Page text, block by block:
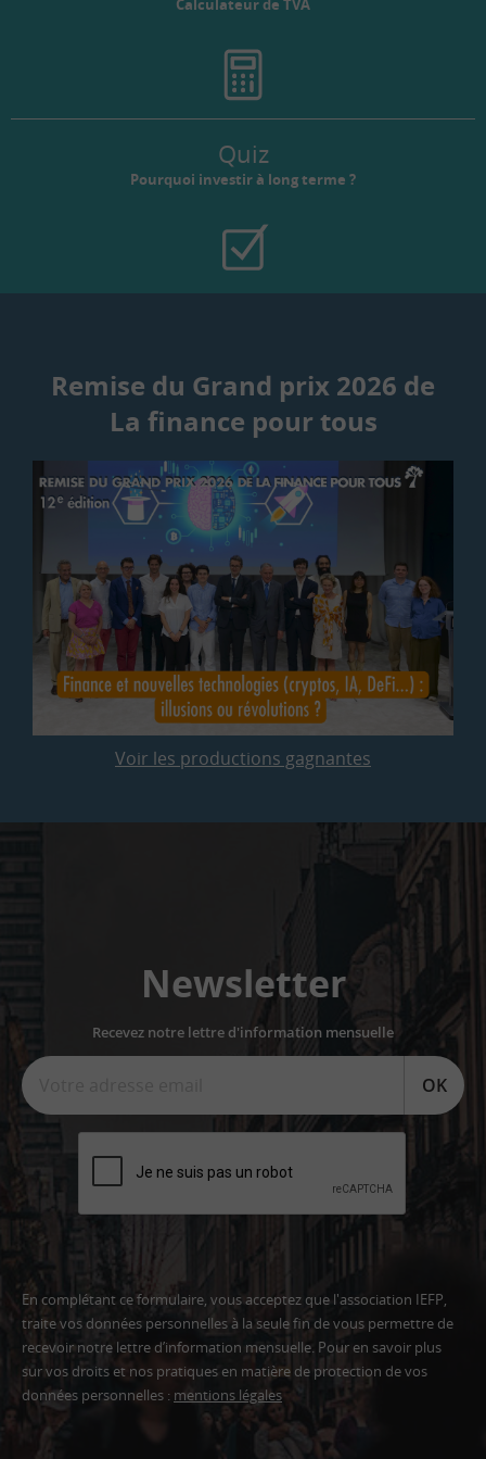
Calculateur de TVA
Quiz
Pourquoi investir à long terme ?
Remise du Grand prix 2026 de
La finance pour tous
Voir les productions gagnantes
Newsletter
Recevez notre lettre d'information mensuelle
OK
En complétant ce formulaire, vous acceptez que l'association IEFP,
traite vos données personnelles à la seule fin de vous permettre de
recevoir notre lettre d’information mensuelle. Pour en savoir plus
sur vos droits et nos pratiques en matière de protection de vos
données personnelles : mentions légales
Adresse